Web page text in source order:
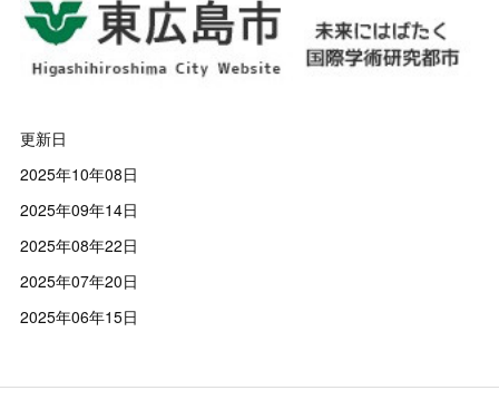
更新日
2025年10年08日
2025年09年14日
2025年08年22日
2025年07年20日
2025年06年15日